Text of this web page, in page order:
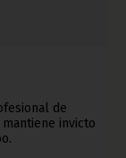
de
invicto